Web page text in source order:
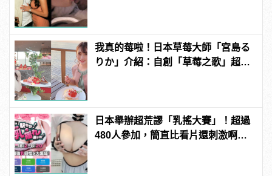
我真的莓啦！日本草莓大師「宮島る
りか」介紹：自創「草莓之歌」超洗
日本舉辦超荒謬「乳搖大賽」！超過
480人參加，簡直比看片還刺激啊！ |